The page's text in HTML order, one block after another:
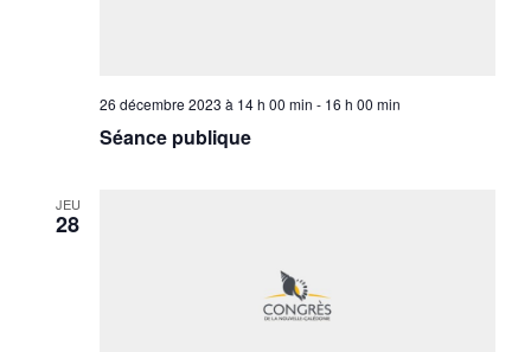
Séance publique
26 décembre 2023 à 14 h 00 min - 16 h 00 min
JEU
28